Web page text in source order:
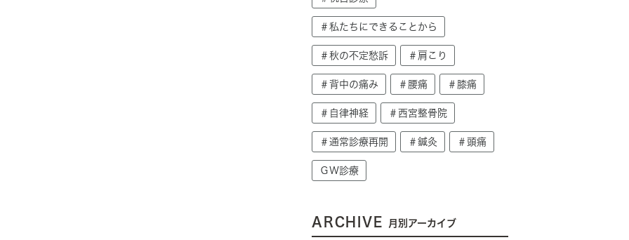
＃私たちにできることから
＃秋の不定愁訴 ＃肩こり
＃背中の痛み ＃腰痛 ＃膝痛
＃自律神経 ＃西宮整骨院
＃通常診療再開 ＃鍼灸 ＃頭痛
ＧＷ診療
ARCHIVE 月別アーカイブ